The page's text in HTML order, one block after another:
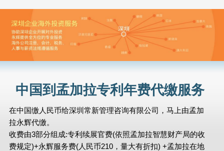
中国到孟加拉专利年费代缴服务
在中国缴人民币给深圳常新管理咨询有限公司，马上由孟加
拉永辉代缴。
收费由3部分组成:专利续展官费(依照孟加拉智慧财产局的收
费规定)+永辉服务费(人民币210，量大有折扣) +孟加拉在地